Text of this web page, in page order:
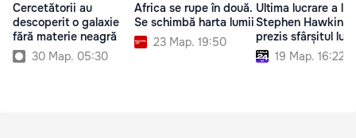
Cercetătorii au
descoperit o galaxie
fără materie neagră
30 Мар. 05:30
Africa se rupe în două.
Se schimbă harta lumii
23 Мар. 19:50
Ultima lucrare a lui
Stephen Hawking.
prezis sfârșitul
19 Мар. 16:22